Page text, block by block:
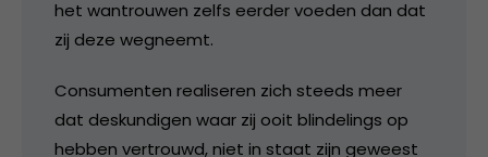
het wantrouwen zelfs eerder voeden dan dat
zij deze wegneemt.
Consumenten realiseren zich steeds meer
dat deskundigen waar zij ooit blindelings op
hebben vertrouwd, niet in staat zijn geweest